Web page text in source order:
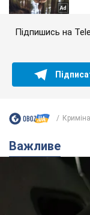
Підпишись на
Важливе